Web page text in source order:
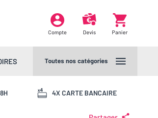
Compte Devis Panier
Toutes nos catégories
4X CARTE BANCAIRE